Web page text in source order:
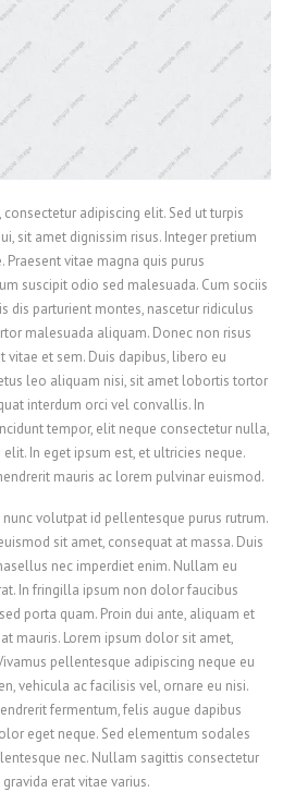
adipiscing elit. Sed ut turpis
sit amet dignissim risus. Integer pretium
Praesent vitae magna quis purus
suscipit odio sed malesuada. Cum sociis
dis parturient montes, nascetur ridiculus
malesuada aliquam. Donec non risus
vitae et sem. Duis dapibus, libero eu
leo aliquam nisi, sit amet lobortis tortor
interdum orci vel convallis. In
tempor, elit neque consectetur nulla,
In eget ipsum est, et ultricies neque.
mauris ac lorem pulvinar euismod.
volutpat id pellentesque purus rutrum.
sit amet, consequat at massa. Duis
nec imperdiet enim. Nullam eu
In fringilla ipsum non dolor faucibus
porta quam. Proin dui ante, aliquam et
mauris. Lorem ipsum dolor sit amet,
pellentesque adipiscing neque eu
vehicula ac facilisis vel, ornare eu nisi.
fermentum, felis augue dapibus
eget neque. Sed elementum sodales
nec. Nullam sagittis consectetur
erat vitae varius.